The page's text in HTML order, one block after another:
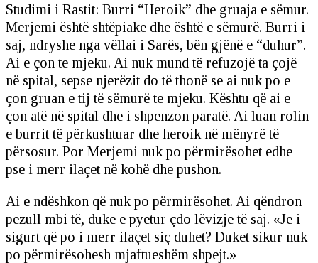
Studimi i Rastit: Burri “Heroik” dhe gruaja e sëmur.
Merjemi është shtëpiake dhe është e sëmurë. Burri i
saj, ndryshe nga vëllai i Sarës, bën gjënë e “duhur”.
Ai e çon te mjeku. Ai nuk mund të refuzojë ta çojë
në spital, sepse njerëzit do të thonë se ai nuk po e
çon gruan e tij të sëmurë te mjeku. Kështu që ai e
çon atë në spital dhe i shpenzon paratë. Ai luan rolin
e burrit të përkushtuar dhe heroik në mënyrë të
përsosur. Por Merjemi nuk po përmirësohet edhe
pse i merr ilaçet në kohë dhe pushon.
Ai e ndëshkon që nuk po përmirësohet. Ai qëndron
pezull mbi të, duke e pyetur çdo lëvizje të saj. «Je i
sigurt që po i merr ilaçet siç duhet? Duket sikur nuk
po përmirësohesh mjaftueshëm shpejt.»